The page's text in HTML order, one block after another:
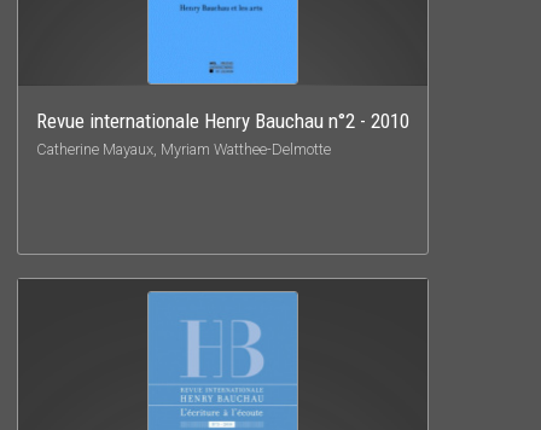
Revue internationale Henry Bauchau n°2 - 2010
Catherine Mayaux, Myriam Watthee-Delmotte